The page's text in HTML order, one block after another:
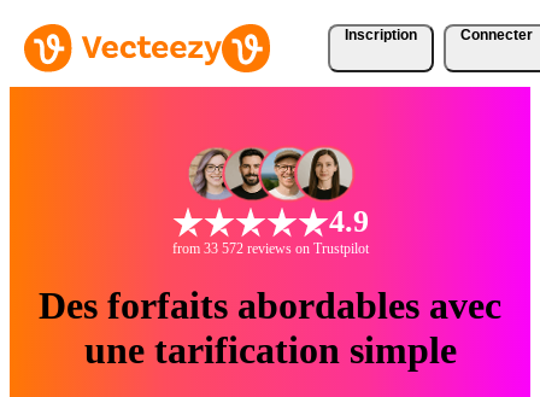
Inscription Connecter
4.9
from 33 572 reviews on Trustpilot
Des forfaits abordables avec
une tarification simple